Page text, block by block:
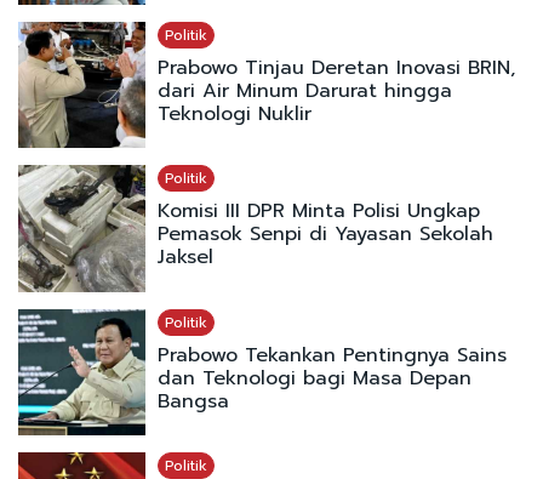
Politik
Prabowo Tinjau Deretan Inovasi BRIN,
dari Air Minum Darurat hingga
Teknologi Nuklir
Politik
Komisi III DPR Minta Polisi Ungkap
Pemasok Senpi di Yayasan Sekolah
Jaksel
Politik
Prabowo Tekankan Pentingnya Sains
dan Teknologi bagi Masa Depan
Bangsa
Politik